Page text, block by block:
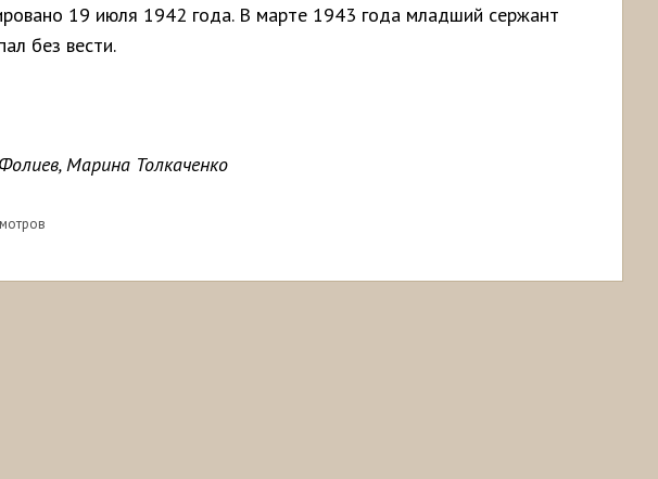
19 июля 1942 года. В марте 1943 года младший сержант
без вести.
Марина Толкаченко